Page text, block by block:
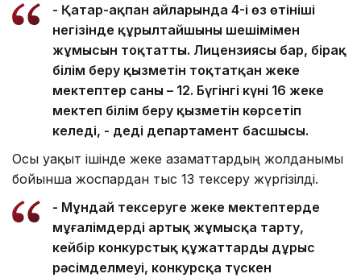
- Қаңтар-ақпан айларында 4-і өз өтініші
негізінде құрылтайшының шешімімен
жұмысын тоқтатты. Лицензиясы бар, бірақ
білім беру қызметін тоқтатқан жеке
мектептер саны – 12. Бүгінгі күні 16 жеке
мектеп білім беру қызметін көрсетіп
келеді, - деді департамент басшысы.
Осы уақыт ішінде жеке азаматтардың жолданымы
бойынша жоспардан тыс 13 тексеру жүргізілді.
- Мұндай тексеруге жеке мектептерде
мұғалімдерді артық жұмысқа тарту,
кейбір конкурстық құжаттардың дұрыс
рәсімделмеуі, конкурсқа түскен